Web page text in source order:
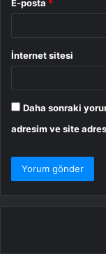
E-posta *
İnternet sitesi
Daha sonraki
adresim ve site